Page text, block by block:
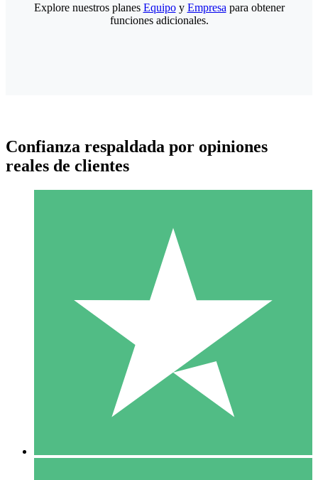
Paquetes de Créditos Individuales
Paga según el uso con créditos de descarga. Sin compromiso
10 00
Explore nuestros planes Equipoy Empresa para obtener
funciones adicionales.
Confianza respaldada por opiniones
reales de clientes